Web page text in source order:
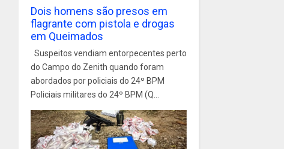
Dois homens são presos em
flagrante com pistola e drogas
em Queimados
Suspeitos vendiam entorpecentes perto
do Campo do Zenith quando foram
abordados por policiais do 24º BPM
Policiais militares do 24º BPM (Q...